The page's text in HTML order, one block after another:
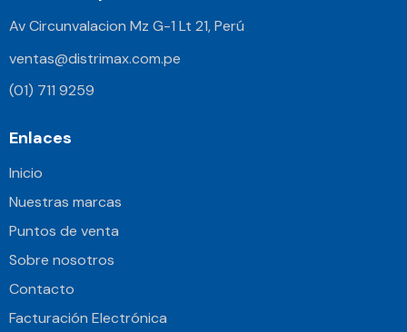
Av Circunvalacion Mz G-1 Lt 21, Perú
ventas@distrimax.com.pe
(01) 711 9259
Enlaces
Inicio
Nuestras marcas
Puntos de venta
Sobre nosotros
Contacto
Facturación Electrónica